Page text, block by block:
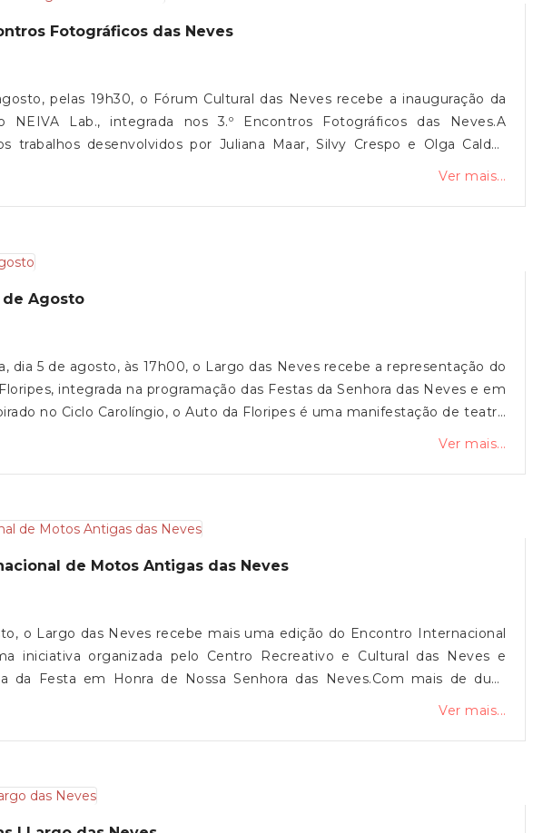
Fotográficos das Neves
pelas 19h30, o Fórum Cultural das Neves recebe a inauguração da
NEIVA Lab., integrada nos 3.º Encontros Fotográficos das Neves.A
trabalhos desenvolvidos por Juliana Maar, Silvy Crespo e Olga Caldas
da residência artística, dedicada à fotografia contemporânea e à relação
Punhe e pela Associação Filhos do Neiva.A exposição estará patente até
Ver mais...
de Agosto
dia 5 de agosto, às 17h00, o Largo das Neves recebe a representação do
integrada na programação das Festas da Senhora das Neves e em
no Ciclo Carolíngio, o Auto da Floripes é uma manifestação de teatro
expressão dramática, texto, canto, dança e mímica, conjugando
afirma-se como uma das referências do teatro popular português e
das Neves.A Junta de Freguesia de Vila de Punhe convida toda a
Ver mais...
de Motos Antigas das Neves
o Largo das Neves recebe mais uma edição do Encontro Internacional
iniciativa organizada pelo Centro Recreativo e Cultural das Neves e
da Festa em Honra de Nossa Senhora das Neves.Com mais de duas
encontro volta a reunir amantes das motos antigas, num momento de
a marcar presença nesta iniciativa.
Ver mais...